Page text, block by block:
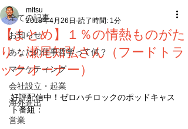
全ての記事
お知らせ
あなたの仕事哲学って何？
マーケティング
会社設立・起業
海外進出
営業
【まとめ】１％の情熱ものがた
り：瀬尾知弘さん（フードトラ
ックオーナー）
mitsu
2018年4月26日 読了時間: 1分
好評配信中！ゼロハチロックのポッドキャス
ト番組：